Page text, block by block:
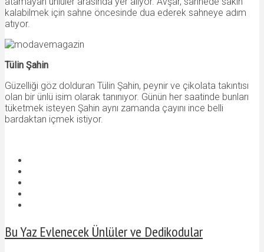
kalabilmek için sahne öncesinde dua ederek sahneye adım
atıyor.
Tülin Şahin
Güzelliği göz dolduran Tülin Şahin, peynir ve çikolata takıntısı
olan bir ünlü isim olarak tanınıyor. Günün her saatinde bunları
tüketmek isteyen Şahin aynı zamanda çayını ince belli
bardaktan içmek istiyor.
Bu Yaz Evlenecek Ünlüler ve Dedikodular